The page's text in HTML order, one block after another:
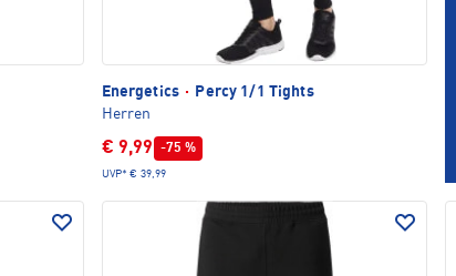
Energetics ·
Percy 1/1 Tights
Herren
€ 9,99 -75 %
UVP* € 39,99